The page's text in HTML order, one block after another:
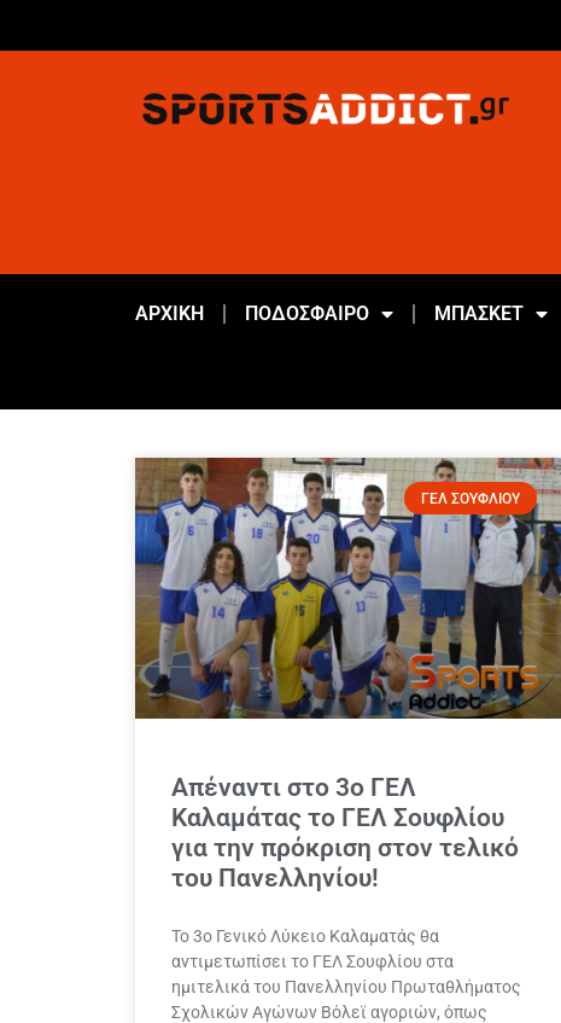
ΑΡΧΙΚΗ ΠΟΔΟΣΦΑΙΡΟ ΜΠΑΣΚΕΤ
ΓΕΛ ΣΟΥΦΛΙΟΥ
Απέναντι στο 3ο ΓΕΛ
Καλαμάτας το ΓΕΛ Σουφλίου
για την πρόκριση στον τελικό
του Πανελληνίου!
Το 3ο Γενικό Λύκειο Καλαματάς θα
αντιμετωπίσει το ΓΕΛ Σουφλίου στα
ημιτελικά του Πανελληνίου Πρωταθλήματος
Σχολικών Αγώνων Βόλεϊ αγοριών, όπως